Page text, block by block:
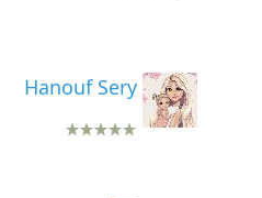
Hanouf Sery